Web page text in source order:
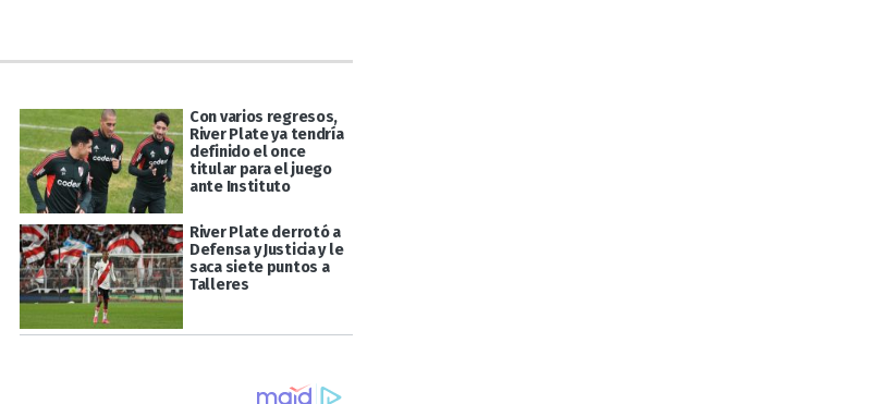
Con varios regresos,
River Plate ya tendría
definido el once
titular para el juego
ante Instituto
River Plate derrotó a
Defensa y Justicia y le
saca siete puntos a
Talleres